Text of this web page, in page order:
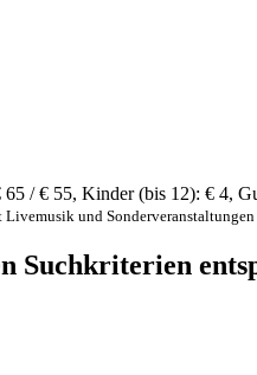
65 / € 55, Kinder (bis 12): € 4,
und Sonderveranstaltungen
Suchkriterien